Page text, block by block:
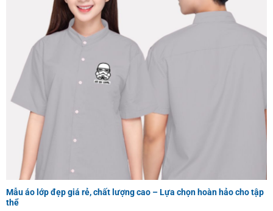
Mẫu áo lớp đẹp giá rẻ, chất lượng cao – Lựa chọn hoàn hảo cho tập
thể